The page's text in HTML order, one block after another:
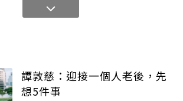
譚敦慈：迎接一個人老後，先
想5件事